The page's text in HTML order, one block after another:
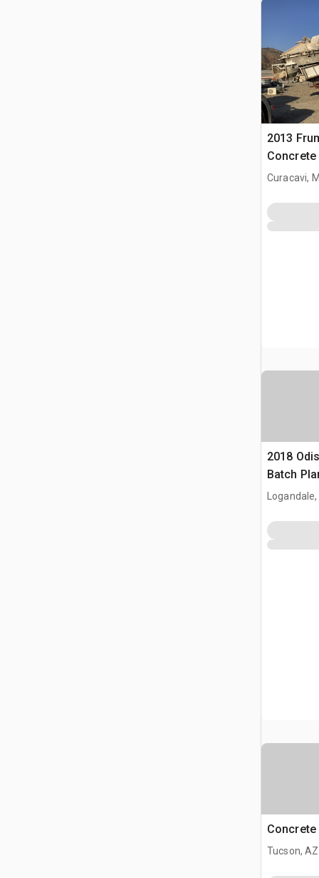
2013
Concrete
Curacavi,
2018
Batch
Concrete
Tucson, AZ